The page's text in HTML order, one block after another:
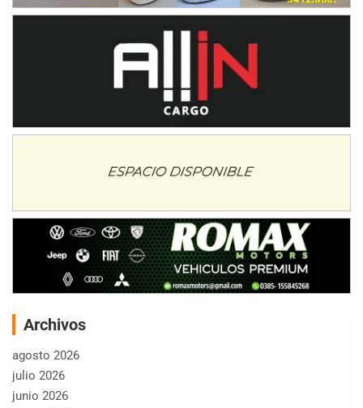
Archivos
agosto 2026
julio 2026
junio 2026